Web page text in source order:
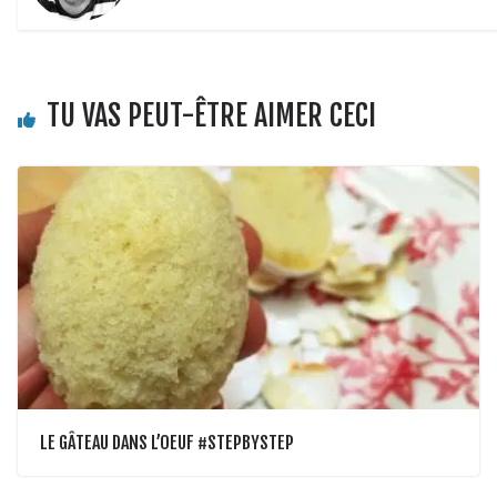
TU VAS PEUT-ÊTRE AIMER CECI
LE GÂTEAU DANS L’OEUF #STEPBYSTEP